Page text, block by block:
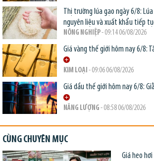
Thị trường lúa gạo ngày 6/8:
nguyên liệu và xuất khẩu tiếp
NÔNG NGHIỆP- 09:14 06/08/2026
Giá vàng thế giới hôm nay 6/8:
KIM LOẠI - 09:06 06/08/2026
Giá dầu thế giới hôm nay 6/8:
NĂNG LƯỢNG - 08:58 06/08/2026
CÙNG CHUYÊN MỤC
Giá heo